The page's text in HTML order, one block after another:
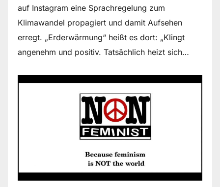
auf Instagram eine Sprachregelung zum
Klimawandel propagiert und damit Aufsehen
erregt. „Erderwärmung“ heißt es dort: „Klingt
angenehm und positiv. Tatsächlich heizt sich…